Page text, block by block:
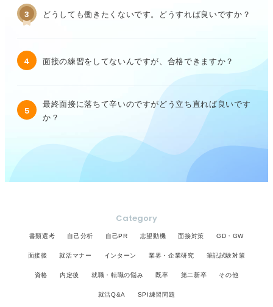
3 どうしても働きたくないです。どうすれば良いですか？
4 面接の練習をしてないんですが、合格できますか？
5
最終面接に落ちて辛いのですがどう立ち直れば良いです
か？
Category
書類選考 自己分析 自己PR 志望動機 面接対策 GD・GW
面接後 就活マナー インターン 業界・企業研究 筆記試験対策
資格 内定後 就職・転職の悩み 既卒 第二新卒 その他
就活Q&A SPI練習問題